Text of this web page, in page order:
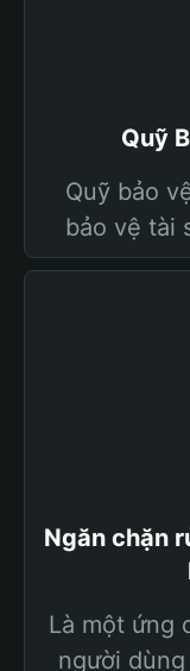
Quỹ
Quỹ bảo
bảo vệ tài
Ngăn chặn
Là một ứng
người